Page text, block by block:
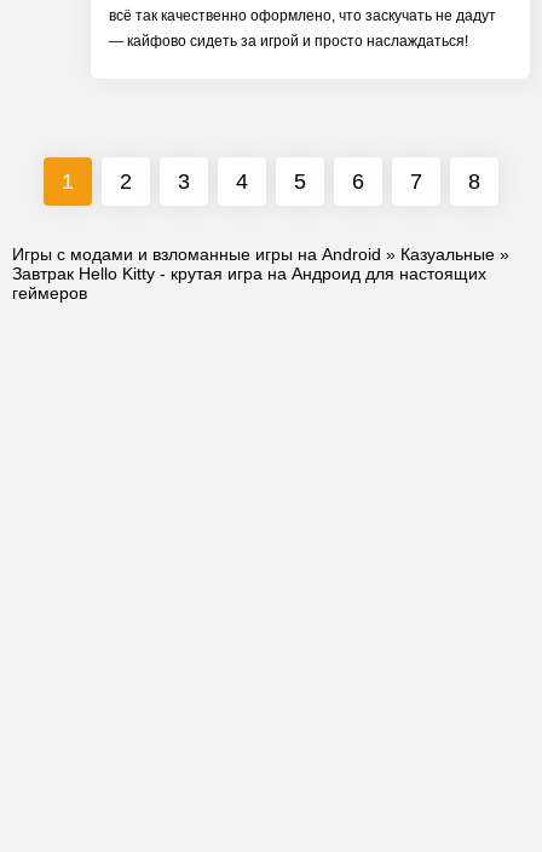
всё так качественно оформлено, что заскучать не дадут
— кайфово сидеть за игрой и просто наслаждаться!
1 2 3 4 5 6 7 8
Игры с модами и взломанные игры на Android » Казуальные »
Завтрак Hello Kitty - крутая игра на Андроид для настоящих
геймеров